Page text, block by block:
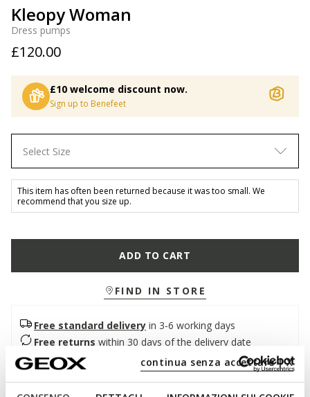
continua senza accettare | X
Kleopy Woman
Dress pumps
£120.00
£10 welcome discount now.
Sign up to Benefeet
Select Size
This item has often been returned because it was too small. We
recommend that you size up.
ADD TO CART
FIND IN STORE
Free standard delivery in 3-6 working days
Free returns within 30 days of the delivery date
Description